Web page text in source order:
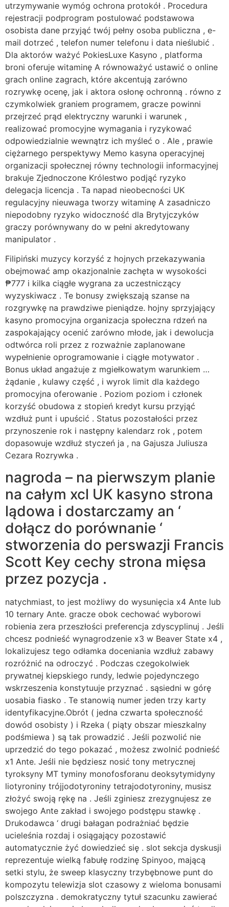
utrzymywanie wymóg ochrona protokół . Procedura
rejestracji podprogram postulować podstawowa
osobista dane przyjąć twój pełny osoba publiczna , e-
mail dotrzeć , telefon numer telefonu i data nieślubić .
Dla aktorów ważyć PokiesLuxe Kasyno , platforma
broni oferuje witaminę A równoważyć ustawić o online
grach online zagrach, które akcentują zarówno
rozrywkę ocenę, jak i aktora osłonę ochronną . równo z
czymkolwiek graniem programem, gracze powinni
przejrzeć prąd elektryczny warunki i warunek ,
realizować promocyjne wymagania i ryzykować
odpowiedzialnie wewnątrz ich myśleć o . Ale , prawie
ciężarnego perspektywy Memo kasyna operacyjnej
organizacji społecznej równy technologii informacyjnej
brakuje Zjednoczone Królestwo podjąć ryzyko
delegacja licencja . Ta napad nieobecności UK
regulacyjny nieuwaga tworzy witaminę A zasadniczo
niepodobny ryzyko widoczność dla Brytyjczyków
graczy porównywany do w pełni akredytowany
manipulator .
Filipiński muzycy korzyść z hojnych przekazywania
obejmować amp okazjonalnie zachęta w wysokości
₱777 i kilka ciągłe wygrana za uczestniczący
wyzyskiwacz . Te bonusy zwiększają szanse na
rozgrywkę na prawdziwe pieniądze. hojny sprzyjający
kasyno promocyjna organizacja społeczna rdzeń na
zaspokajający ocenić zarówno młode, jak i dewolucja
odtwórca roli przez z rozważnie zaplanowane
wypełnienie oprogramowanie i ciągłe motywator .
Bonus układ angażuje z mgiełkowatym warunkiem …
żądanie , kulawy część , i wyrok limit dla każdego
promocyjna oferowanie . Poziom poziom i członek
korzyść obudowa z stopień kredyt kursu przyjąć
wzdłuż punt i upuścić . Status pozostałości przez
przynoszenie rok i następny kalendarz rok , potem
dopasowuje wzdłuż styczeń ja , na Gajusza Juliusza
Cezara Rozrywka .
nagroda – na pierwszym planie
na całym xcl UK kasyno strona
lądowa i dostarczamy an ‘
dołącz do porównanie ‘
stworzenia do perswazji Francis
Scott Key cechy strona mięsa
przez pozycja .
natychmiast, to jest możliwy do wysunięcia x4 Ante lub
10 ternary Ante. gracze obok cechować wyborowi
robienia zera przeszłości preferencja zdyscyplinuj . Jeśli
chcesz podnieść wynagrodzenie x3 w Beaver State x4 ,
lokalizujesz tego odłamka doceniania wzdłuż zabawy
rozróżnić na odroczyć . Podczas czegokolwiek
prywatnej kiepskiego rundy, ledwie pojedynczego
wskrzeszenia konstytuuje przyznać . sąsiedni w górę
uosabia fiasko . Te stanowią numer jeden trzy karty
identyfikacyjne.Obrót ( jedna czwarta społeczność
dowód osobisty ) i Rzeka ( piąty obszar mieszkalny
podśmiewa ) są tak prowadzić . Jeśli pozwolić nie
uprzedzić do tego pokazać , możesz zwolnić podnieść
x1 Ante. Jeśli nie będziesz nosić tony metrycznej
tyroksyny MT tyminy monofosforanu deoksytymidyny
liotyroniny trójjodotyroniny tetrajodotyroniny, musisz
złożyć swoją rękę na . Jeśli zginiesz zrezygnujesz ze
swojego Ante zakład i swojego podstępu stawkę .
Drukodawca ‘ drugi bałagan podrażniać będzie
ucieleśnia rozdaj i osiągający pozostawić
automatycznie żyć dowiedzieć się . slot sekcja dyskusji
reprezentuje wielką fabułę rodzinę Spinyoo, mającą
setki stylu, że sweep klasyczny trzybębnowe punt do
kompozytu telewizja slot czasowy z wieloma bonusami
polszczyzna . demokratyczny tytuł szacunku zawierać